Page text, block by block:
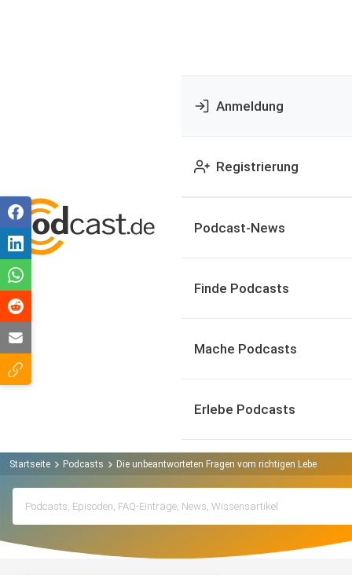
Anmeldung
Registrierung
Podcast-News
Finde Podcasts
Mache Podcasts
Erlebe Podcasts
Startseite Podcasts Die unbeantworteten Fragen vom richtigen Leben